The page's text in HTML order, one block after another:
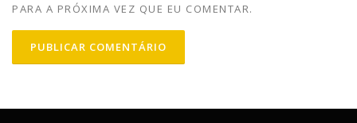
PARA A PRÓXIMA VEZ QUE EU COMENTAR.